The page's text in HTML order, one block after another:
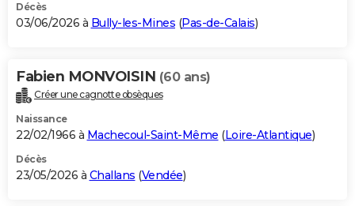
Décès
03/06/2026 à Bully-les-Mines (Pas-de-Calais)
Fabien MONVOISIN (60 ans)
Créer une cagnotte obsèques
Naissance
22/02/1966 à Machecoul-Saint-Même (Loire-Atlantique)
Décès
23/05/2026 à Challans (Vendée)